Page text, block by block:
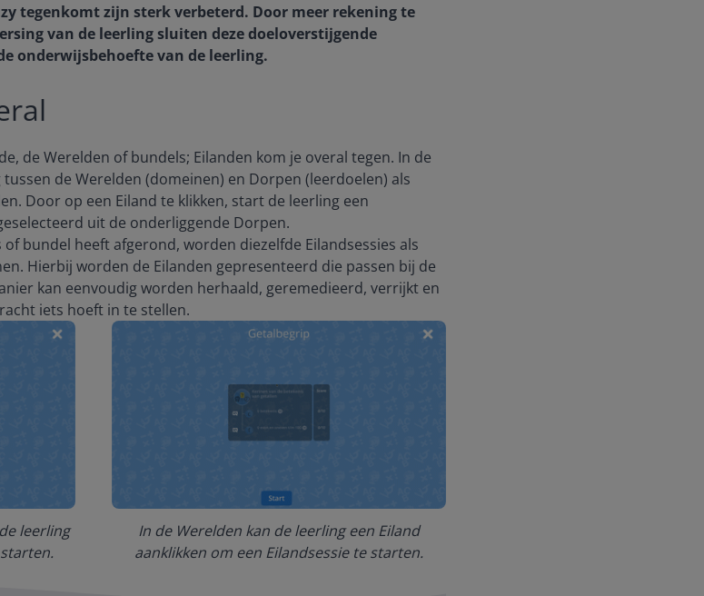
tegenkomt zijn sterk verbeterd. Door meer rekening te
van de leerling sluiten deze doeloverstijgende
onderwijsbehoefte van de leerling.
de Werelden of bundels; Eilanden kom je overal tegen. In de
de Werelden (domeinen) en Dorpen (leerdoelen) als
Door op een Eiland te klikken, start de leerling een
uit de onderliggende Dorpen.
bundel heeft afgerond, worden diezelfde Eilandsessies als
Hierbij worden de Eilanden gepresenteerd die passen bij de
kan eenvoudig worden herhaald, geremedieerd, verrijkt en
iets hoeft in te stellen.
leerling
In de Werelden kan de leerling een Eiland
aanklikken om een Eilandsessie te starten.